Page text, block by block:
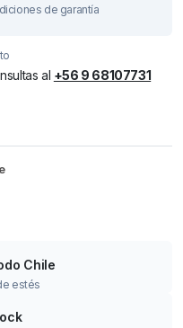
de garantía
al +56 9 68107731
Chile
estés